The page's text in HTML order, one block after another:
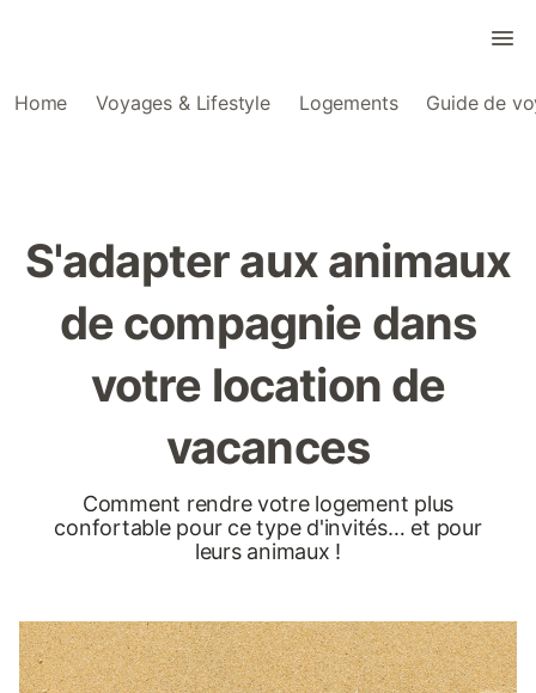
Home Voyages & Lifestyle Logements Guide de
S'adapter aux animaux
de compagnie dans
votre location de
vacances
Comment rendre votre logement plus
confortable pour ce type d'invités… et pour
leurs animaux !